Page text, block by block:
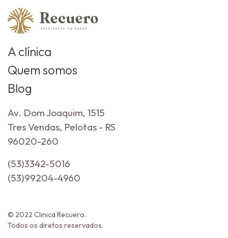
A clínica
Quem somos
Blog
Av. Dom Joaquim, 1515
Tres Vendas, Pelotas - RS
96020-260
(53)3342-5016
(53)99204-4960
© 2022 Clinica Recuero.
Todos os diretos reservados.